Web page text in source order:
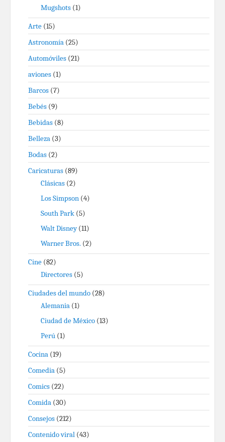
Mugshots (1)
Arte (15)
Astronomía (25)
Automóviles (21)
aviones (1)
Barcos (7)
Bebés (9)
Bebidas (8)
Belleza (3)
Bodas (2)
Caricaturas (89)
Clásicas (2)
Los Simpson (4)
South Park (5)
Walt Disney(11)
Warner Bros. (2)
Cine (82)
Directores (5)
Ciudades del mundo (28)
Alemania (1)
Ciudad de México (13)
Perú (1)
Cocina (19)
Comedia (5)
Comics (22)
Comida (30)
Consejos (212)
Contenido viral (43)